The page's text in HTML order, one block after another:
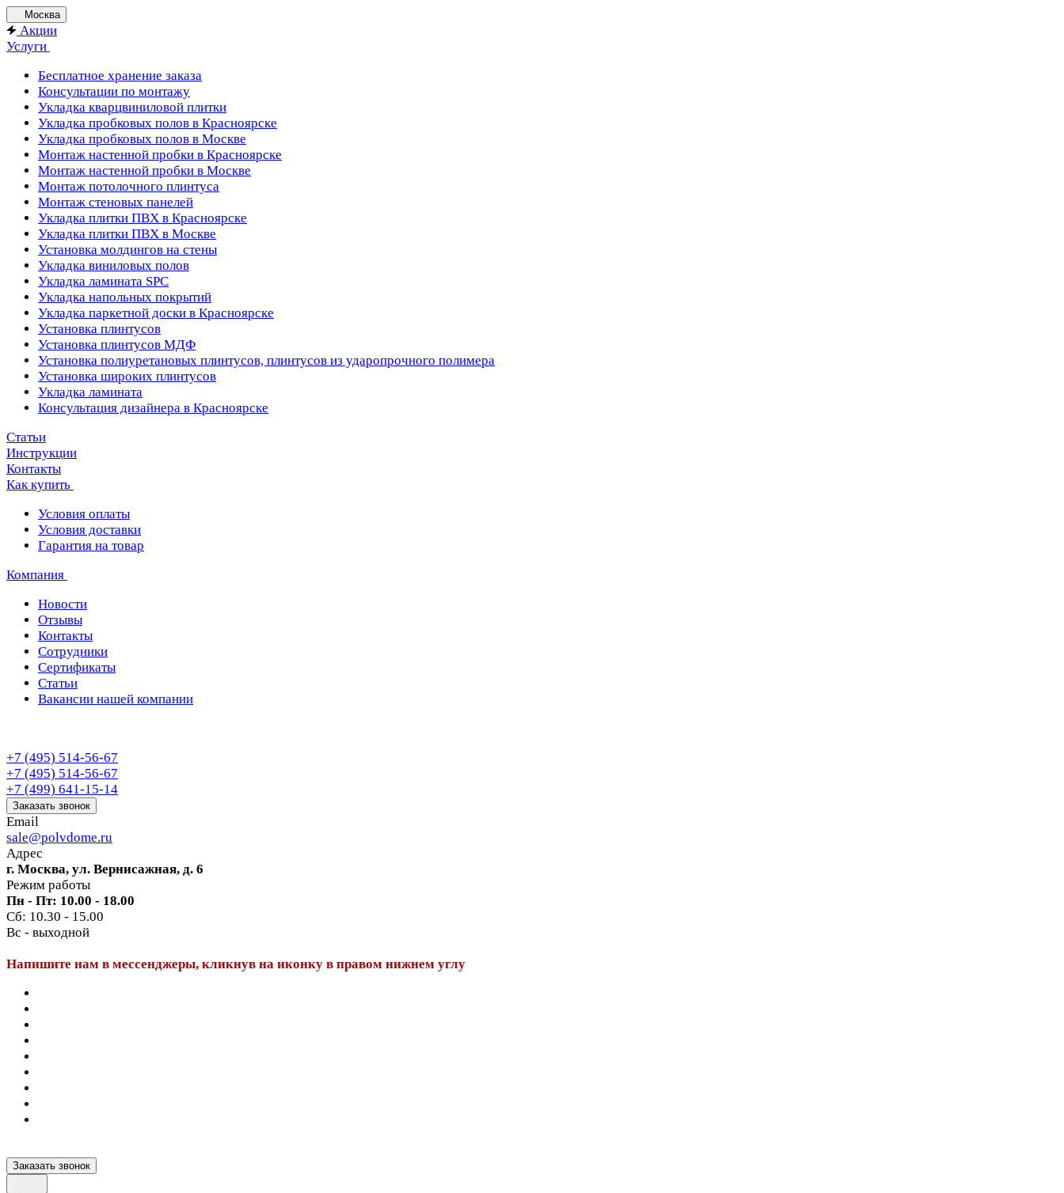
Москва
Акции
Услуги
Бесплатное хранение заказа
Консультации по монтажу
Укладка кварцвиниловой плитки
Укладка пробковых полов в Красноярске
Укладка пробковых полов в Москве
Монтаж настенной пробки в Красноярске
Монтаж настенной пробки в Москве
Монтаж потолочного плинтуса
Монтаж стеновых панелей
Укладка плитки ПВХ в Красноярске
Укладка плитки ПВХ в Москве
Установка молдингов на стены
Укладка виниловых полов
Укладка ламината SPC
Укладка напольных покрытий
Укладка паркетной доски в Красноярске
Установка плинтусов
Установка плинтусов МДФ
Установка полиуретановых плинтусов, плинтусов из ударопрочного полимера
Установка широких плинтусов
Укладка ламината
Консультация дизайнера в Красноярске
Статьи
Инструкции
Контакты
Как купить
Условия оплаты
Условия доставки
Гарантия на товар
Компания
Новости
Отзывы
Контакты
Сотрудники
Сертификаты
Статьи
Вакансии нашей компании
+7 (495) 514-56-67
+7 (495) 514-56-67
+7 (499) 641-15-14
Заказать звонок
Email
sale@polvdome.ru
Адрес
г. Москва, ул. Вернисажная, д. 6
Режим работы
Пн - Пт: 10.00 - 18.00
Сб: 10.30 - 15.00
Вс - выходной
Напишите нам в мессенджеры, кликнув на иконку в правом нижнем углу
Заказать звонок